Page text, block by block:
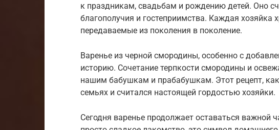
к праздникам, свадьбам и рождению детей. Оно
благополучия и гостеприимства. Каждая хозяйка
передаваемые из поколения в поколение.
Варенье из черной смородины, особенно с
историю. Сочетание терпкости смородины и
нашим бабушкам и прабабушкам. Этот рецепт,
семьях и считался настоящей гордостью хозяйки.
Сегодня варенье продолжает оставаться важной